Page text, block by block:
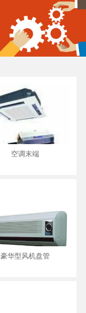
空调末端
豪华型风机盘管